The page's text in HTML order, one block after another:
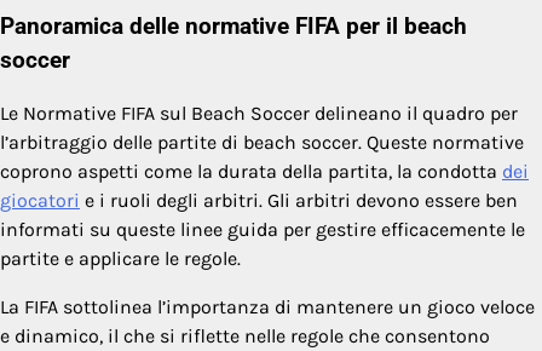
Panoramica delle normative FIFA per il beach
soccer
Le Normative FIFA sul Beach Soccer delineano il quadro per
l’arbitraggio delle partite di beach soccer. Queste normative
coprono aspetti come la durata della partita, la condotta dei
giocatori e i ruoli degli arbitri. Gli arbitri devono essere ben
informati su queste linee guida per gestire efficacemente le
partite e applicare le regole.
La FIFA sottolinea l’importanza di mantenere un gioco veloce
e dinamico, il che si riflette nelle regole che consentono